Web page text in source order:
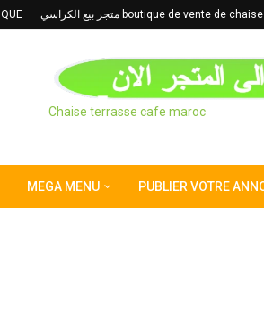
متجر بيع الكراسي boutique de vente de chaise
Chaise terrasse cafe maroc
MEGA MENU